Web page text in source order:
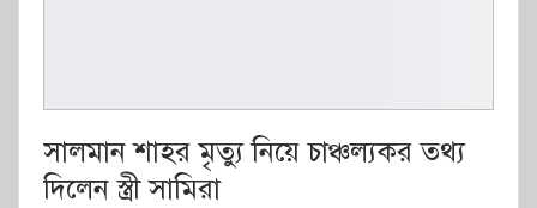
সালমান শাহর মৃত্যু নিয়ে চাঞ্চল্যকর তথ্য
দিলেন স্ত্রী সামিরা